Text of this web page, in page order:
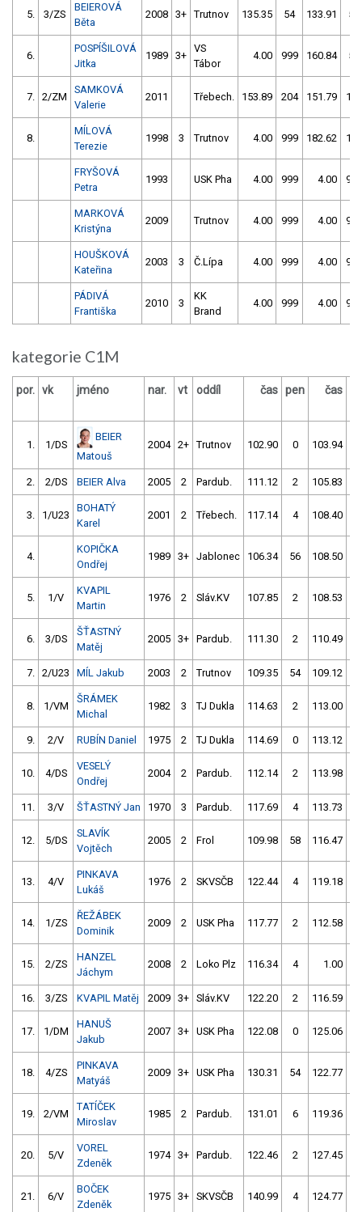
5. 3/ZS
BEIEROVÁ
Běta
2008 3+ Trutnov 135.35 54 133.91 56
6.
POSPÍŠILOVÁ
Jitka
1989 3+
VS
Tábor
4.00 999 160.84 52
7. 2/ZM
SAMKOVÁ
Valerie
2011 Třebech. 153.89 204 151.79 110
8.
MÍLOVÁ
Terezie
1998 3 Trutnov 4.00 999 182.62 156
FRYŠOVÁ
Petra
1993 USK Pha 4.00 999 4.00 999
MARKOVÁ
Kristýna
2009 Trutnov 4.00 999 4.00 999
HOUŠKOVÁ
Kateřina
2003 3 Č.Lípa 4.00 999 4.00 999
PÁDIVÁ
Františka
2010 3
KK
Brand
4.00 999 4.00 999
kategorie C1M
por. vk jméno nar. vt oddíl čas pen čas
1. 1/DS
BEIER
Matouš
2004 2+ Trutnov 102.90 0 103.94
2. 2/DS BEIER Alva 2005 2 Pardub. 111.12 2 105.83
3. 1/U23
BOHATÝ
Karel
2001 2 Třebech. 117.14 4 108.40
4.
KOPIČKA
Ondřej
1989 3+ Jablonec 106.34 56 108.50
5. 1/V
KVAPIL
Martin
1976 2 Sláv.KV 107.85 2 108.53
6. 3/DS
ŠŤASTNÝ
Matěj
2005 3+ Pardub. 111.30 2 110.49
7. 2/U23 MÍL Jakub 2003 2 Trutnov 109.35 54 109.12
8. 1/VM
ŠRÁMEK
Michal
1982 3 TJ Dukla 114.63 2 113.00
9. 2/V RUBÍN Daniel 1975 2 TJ Dukla 114.69 0 113.12
10. 4/DS
VESELÝ
Ondřej
2004 2 Pardub. 112.14 2 113.98
11. 3/V ŠŤASTNÝ Jan 1970 3 Pardub. 117.69 4 113.73
12. 5/DS
SLAVÍK
Vojtěch
2005 2 Frol 109.98 58 116.47
13. 4/V
PINKAVA
Lukáš
1976 2 SKVSČB 122.44 4 119.18
14. 1/ZS
ŘEŽÁBEK
Dominik
2009 2 USK Pha 117.77 2 112.58
15. 2/ZS
HANZEL
Jáchym
2008 2 Loko Plz 116.34 4 1.00
16. 3/ZS KVAPIL Matěj 2009 3+ Sláv.KV 122.20 2 116.59
17. 1/DM
HANUŠ
Jakub
2007 3+ USK Pha 122.08 0 125.06
18. 4/ZS
PINKAVA
Matyáš
2009 3+ USK Pha 130.31 54 122.77
19. 2/VM
TATÍČEK
Miroslav
1985 2 Pardub. 131.01 6 119.36
20. 5/V
VOREL
Zdeněk
1974 3+ Pardub. 122.46 2 127.45
21. 6/V
BOČEK
Zdeněk
1975 3+ SKVSČB 140.99 4 124.77